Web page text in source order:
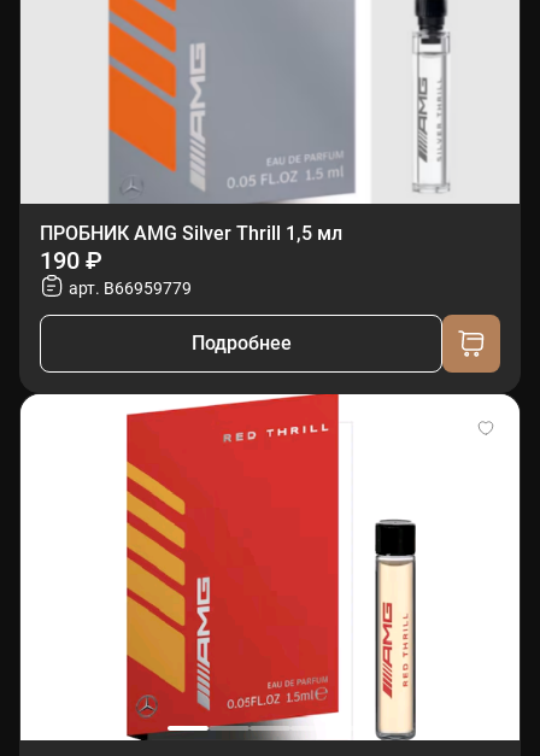
ПРОБНИК AMG Silver Thrill 1,5 мл
190 ₽
арт. B66959779
Подробнее